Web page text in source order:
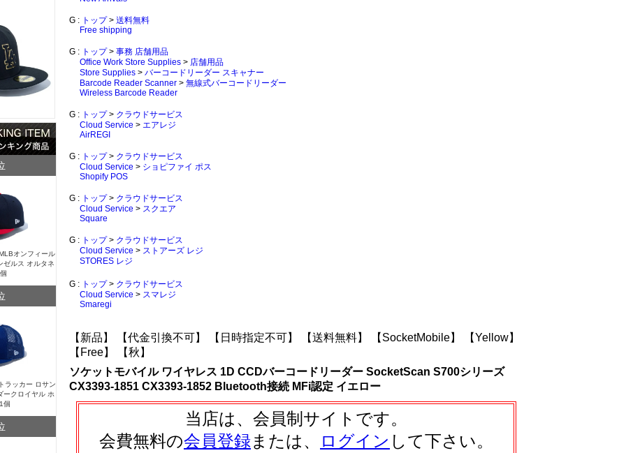
オンフィール
ゼルス オルタネ
ラッカー ロサン
ークロイヤル ホ
個
G : トップ> 送料無料
Free shipping
G : トップ> 事務 店舗用品
Office Work Store Supplies > 店舗用品
Store Supplies > バーコードリーダー スキャナー
Barcode Reader Scanner > 無線式バーコードリーダー
Wireless Barcode Reader
G : トップ> クラウドサービス
Cloud Service > エアレジ
AirREGI
G : トップ> クラウドサービス
Cloud Service > ショピファイ ポス
Shopify POS
G : トップ> クラウドサービス
Cloud Service > スクエア
Square
G : トップ> クラウドサービス
Cloud Service > ストアーズ レジ
STORES レジ
G : トップ> クラウドサービス
Cloud Service > スマレジ
Smaregi
【新品】 【代金引換不可】 【日時指定不可】 【送料無料】 【SocketMobile】
【Yellow】
【Free】
【秋】
ソケットモバイル ワイヤレス 1D CCDバーコードリーダー SocketScan S700シリーズ
CX3393-1851 CX3393-1852 Bluetooth接続 MFi認定 イエロー
当店は、会員制サイトです。
会費無料の会員登録または、 ログイン して下さい。